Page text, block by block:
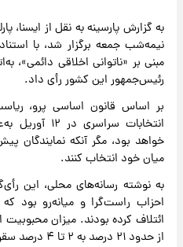
به گزارش پارسینه به نقل از ایسنا،
نیمه‌شب جمعه برگزار شد، با
مبنی بر «ناتوانی اخلاقی دائمی»،
رئیس‌جمهور این کشور رأی داد.
بر اساس قانون اساسی پرو،
انتخابات
خواهد بود، مگر آنکه نمایندگان
میان خود انتخاب کنند.
به نوشته رسانه‌های محلی، این
احزاب راست‌گرا و میانه‌رو بود
ائتلاف کرده بودند. میزان
از حدود ۲۱ درصد به ۲ تا ۴ درصد سقوط کرده بود.